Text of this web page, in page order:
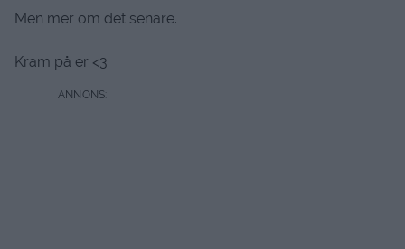
Men mer om det senare.
Kram på er <3